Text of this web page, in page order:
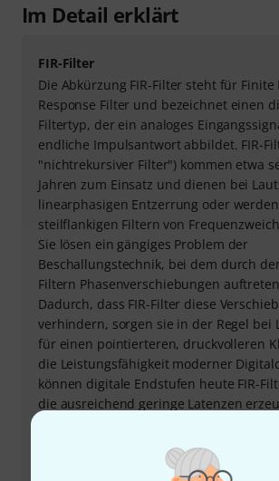
Im Detail erklärt
FIR-Filter
Die Abkürzung FIR-Filter steht für Finite
Response Filter und bezeichnet einen
Filtertyp, der ein analoges
endliche Impulsantwort abbildet. FIR-
"nichtrekursiver Filter") kommen etwa
Jahren zum Einsatz und dienen bei
linearphasigen Entzerrung oder
steilflankigen Filtern von
Sie lösen ein gängiges Problem der
Beschallungstechnik, bei dem durch
Filtern Phasenverschiebungen
Dadurch, dass FIR-Filter diese
verhindern, sorgen sie in der Regel bei
für einen pointierteren, druckvolleren
die Leistungsfähigkeit moderner
können digitale Endstufen heute FIR-
die ausreichend geringe Latenzen
Der FIR-Filter-Einsatz bei tiefen
allerdings zu hörbaren Artefakten